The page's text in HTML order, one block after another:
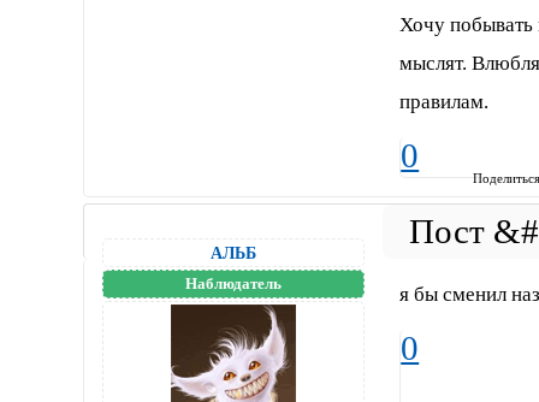
Хочу побывать
мыслят.
правилам.
0
АЛЬБ
Наблюдатель я бы сменил
0